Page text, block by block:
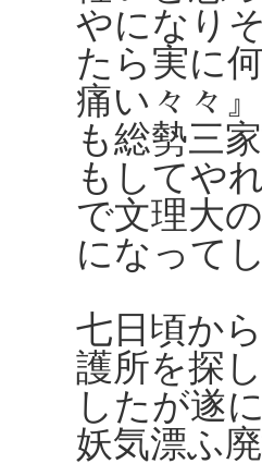
やになり
たら実に
痛い々々
も総勢三
もしてや
で文理大
になって
七日頃か
護所を探
したが遂
妖気漂ふ